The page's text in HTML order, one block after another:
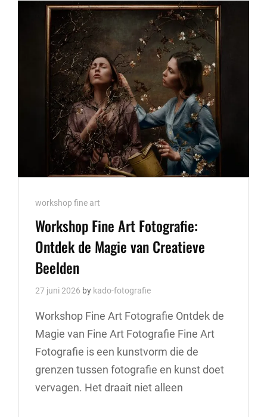
Cat
Links
workshop fine art
Workshop Fine Art Fotografie:
Ontdek de Magie van Creatieve
Beelden
27 juni 2026 by kado-fotografie
Workshop Fine Art Fotografie Ontdek de
Magie van Fine Art Fotografie Fine Art
Fotografie is een kunstvorm die de
grenzen tussen fotografie en kunst doet
vervagen. Het draait niet alleen